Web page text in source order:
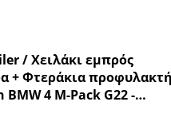
/ Χειλάκι εμπρός
+ Φτεράκια
4 M-Pack G22 -